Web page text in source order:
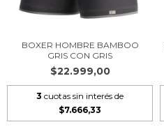
BOXER HOMBRE BAMBOO
GRIS CON GRIS
$22.999,00
3 cuotas sin interés de
$7.666,33